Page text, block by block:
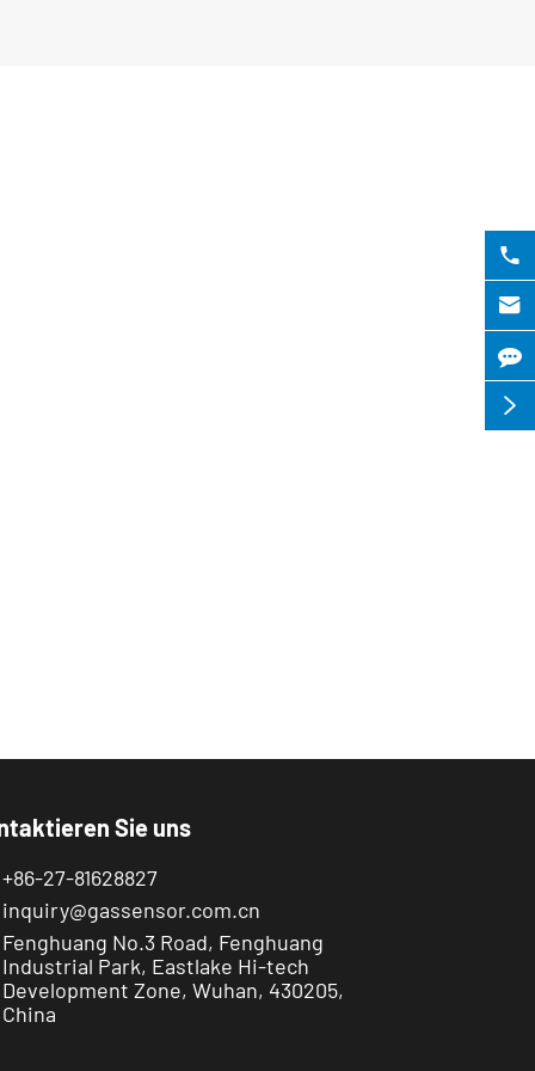
Sie uns
+86-27-81628827
inquiry@gassensor.com.cn
Fenghuang No.3 Road, Fenghuang
Industrial Park, Eastlake Hi-tech
Development Zone, Wuhan, 430205,
China


